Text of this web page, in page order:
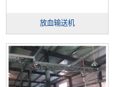
放血输送机